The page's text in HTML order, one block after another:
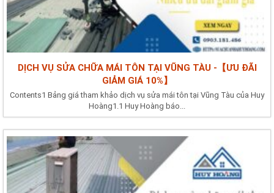
DỊCH VỤ SỬA CHỮA MÁI TÔN TẠI VŨNG TÀU -【ƯU ĐÃI
GIẢM GIÁ 10%】
Contents1 Bảng giá tham khảo dịch vụ sửa mái tôn tại Vũng Tàu của Huy
Hoàng1.1 Huy Hoàng báo...